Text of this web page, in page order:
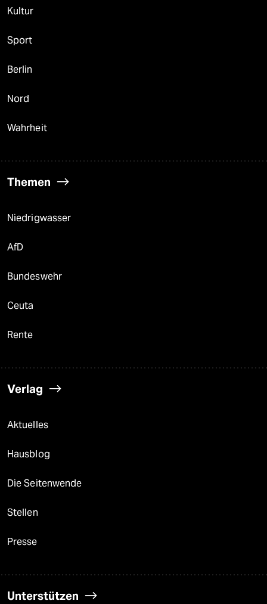
Kultur
Sport
Berlin
Nord
Wahrheit
Themen
Niedrigwasser
AfD
Bundeswehr
Ceuta
Rente
Verlag
Aktuelles
Hausblog
Die Seitenwende
Stellen
Presse
Unterstützen